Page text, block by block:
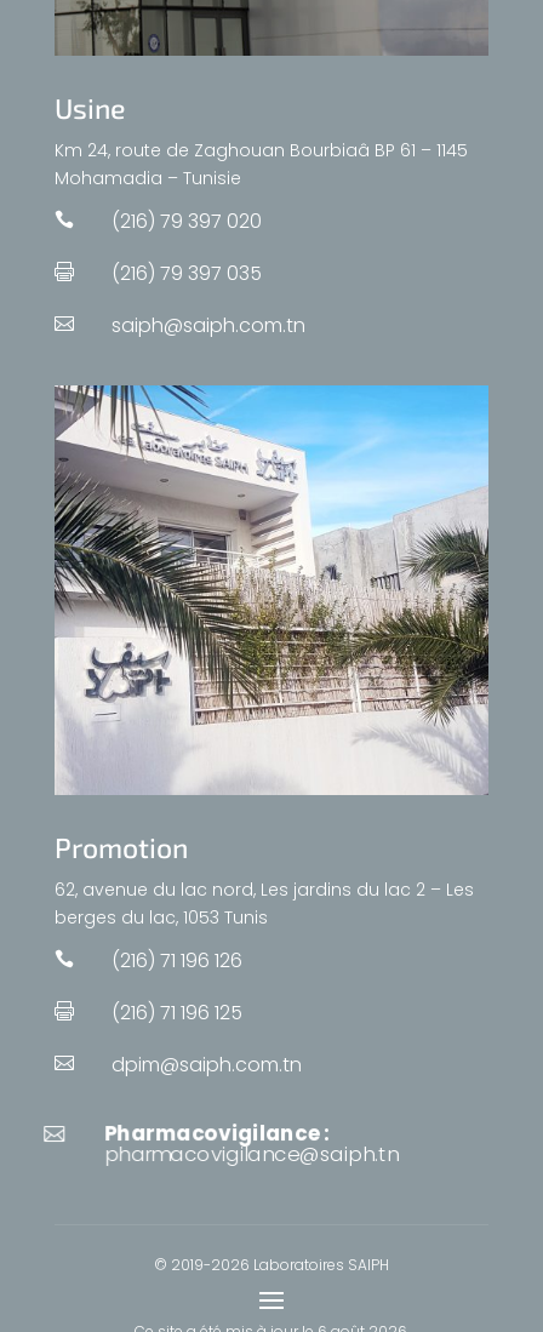
Usine
Km 24, route de Zaghouan Bourbiaâ BP 61 – 1145
Mohamadia – Tunisie
 (216) 79 397 020
 (216) 79 397 035
 saiph@saiph.com.tn
Promotion
62, avenue du lac nord, Les jardins du lac 2 – Les
berges du lac, 1053 Tunis
 (216) 71 196 126
 (216) 71 196 125
 dpim@saiph.com.tn
 Pharmacovigilance :
pharmacovigilance@saiph.tn
© 2019-2026 Laboratoires SAIPH